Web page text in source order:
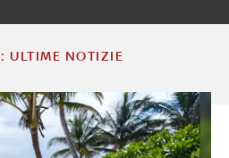
ULTIME NOTIZIE